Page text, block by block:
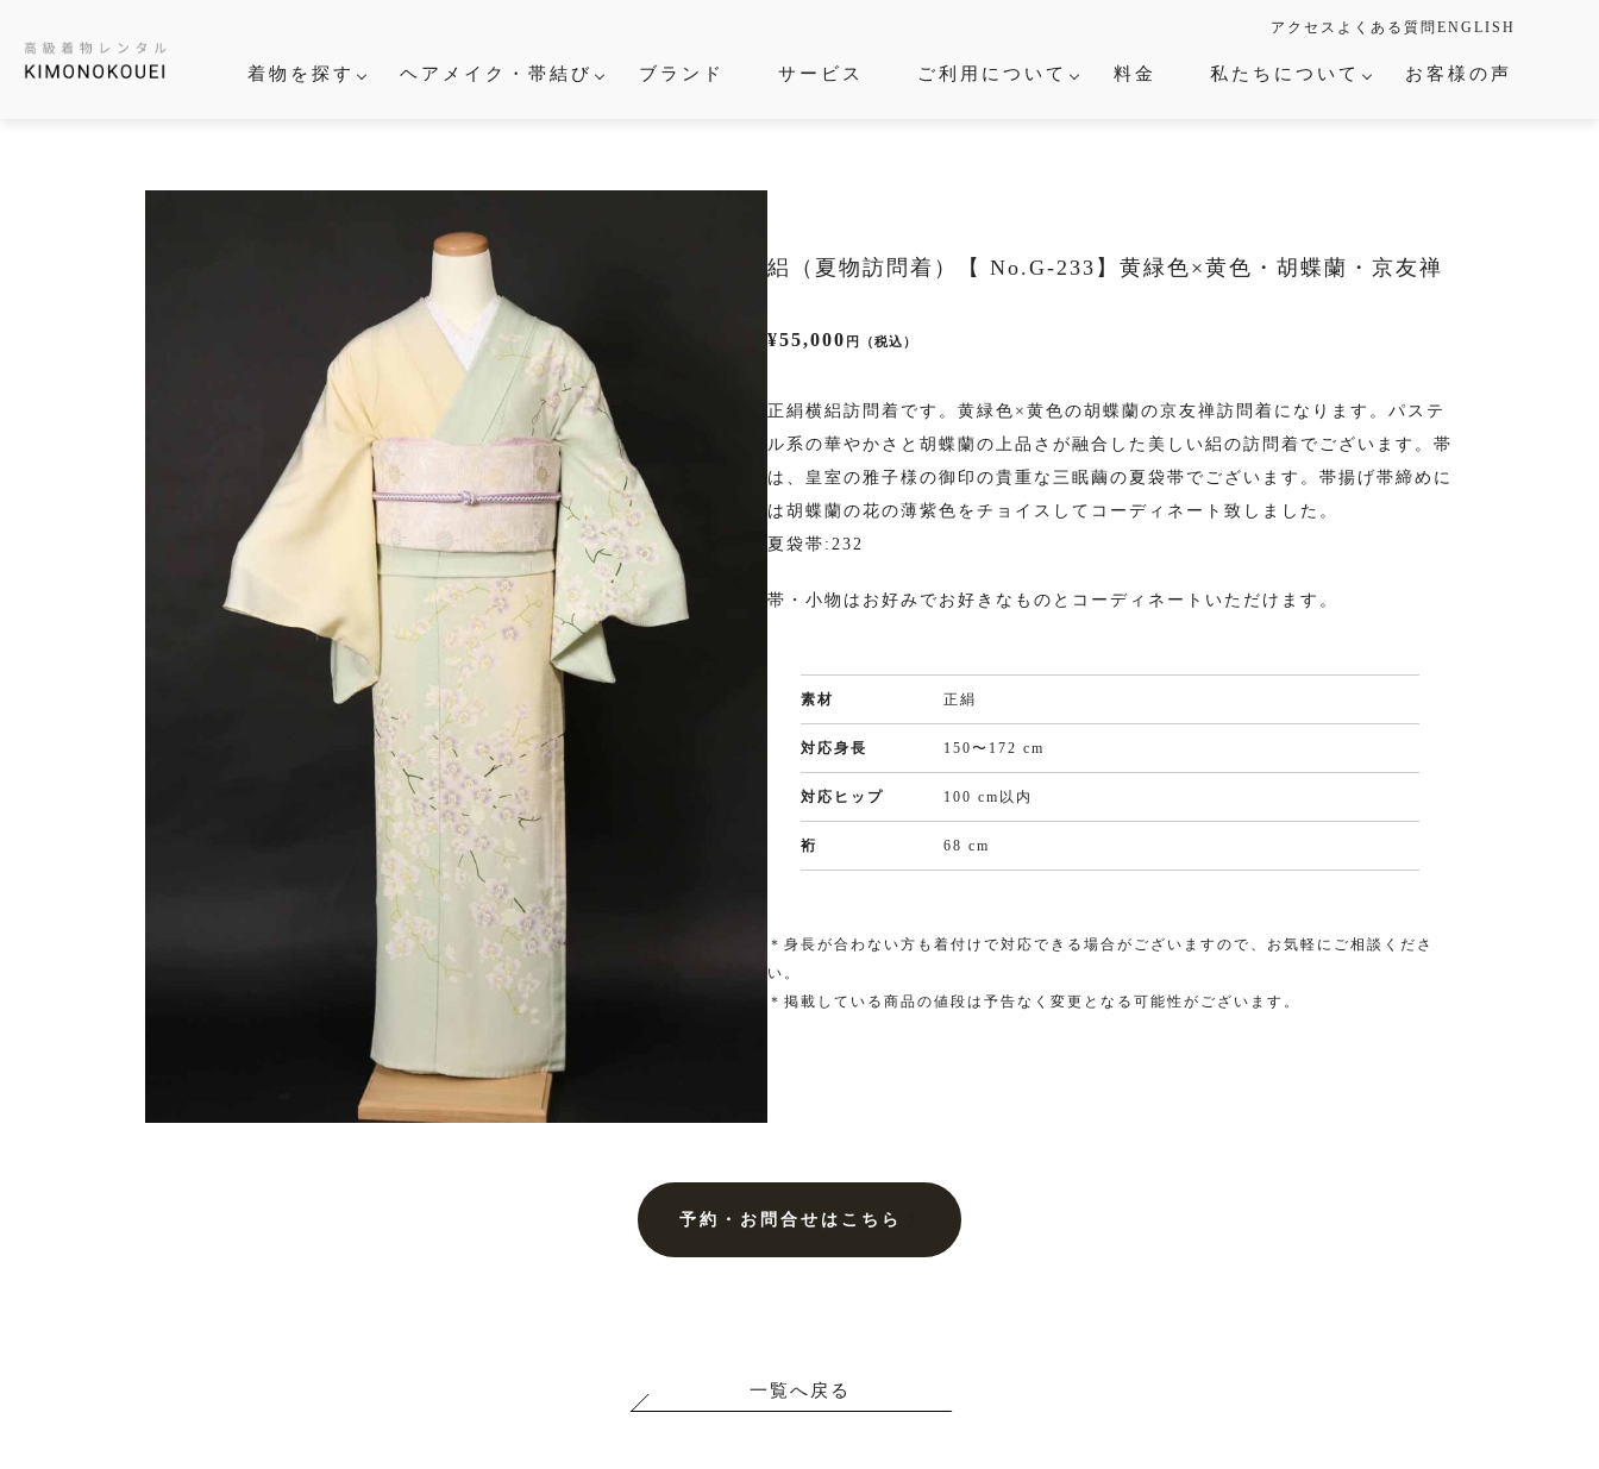
アクセス よくある質問 ENGLISH
着物を探す ヘアメイク・帯結び ブランド サービス ご利用について 料金 私たちについて お客様の声
パーティ・ビジネス
叙勲 観劇・お茶会・街歩き
ITEM
着物の種類から探す
振袖
プラン・料金
成人式プラン
振袖の商品一覧へ
色留袖
色留袖の商品一覧へ
黒留袖 単衣（6月/9月の訪問着）
男性用着物
男性用着物の商品一覧へ プラン・料金 袴レンタル
絽（夏物訪問着）【 No.G-233】黄緑色×黄色・胡蝶蘭・京友禅
¥55,000 円（税込）
正絹横絽訪問着です。黄緑色×黄色の胡蝶蘭の京友禅訪問着になります。パステ
ル系の華やかさと胡蝶蘭の上品さが融合した美しい絽の訪問着でございます。帯
は、皇室の雅子様の御印の貴重な三眠繭の夏袋帯でございます。帯揚げ帯締めに
は胡蝶蘭の花の薄紫色をチョイスしてコーディネート致しました。
夏袋帯:232
帯・小物はお好みでお好きなものとコーディネートいただけます。
素材 正絹
対応身長 150〜172 cm
対応ヒップ 100 cm以内
裄 68 cm
＊身長が合わない方も着付けで対応できる場合がございますので、お気軽にご相談くださ
い。
＊掲載している商品の値段は予告なく変更となる可能性がございます。
予約・お問合せはこちら
一覧へ戻る